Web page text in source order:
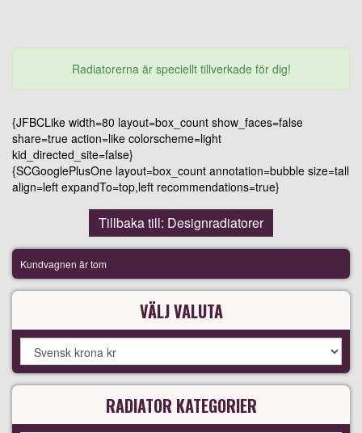
Radiatorerna är speciellt tillverkade för dig!
{JFBCLike width=80 layout=box_count show_faces=false
share=true action=like colorscheme=light
kid_directed_site=false}
{SCGooglePlusOne layout=box_count annotation=bubble size=tall
align=left expandTo=top,left recommendations=true}
Tillbaka till: Designradiatorer
Kundvagnen är tom
VÄLJ VALUTA
RADIATOR KATEGORIER